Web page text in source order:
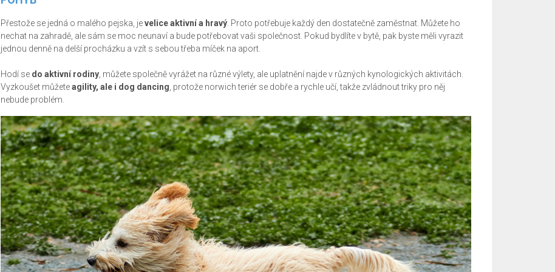
Přestože se jedná o malého pejska, jevelice aktivní a hravý. Proto potřebuje každý den dostatečně zaměstnat. Můžete ho
nechat na zahradě, ale sám se moc neunaví a bude potřebovat vaši společnost. Pokud bydlíte v bytě, pak byste měli vyrazit
jednou denně na delší procházku a vzít s sebou třeba míček na aport.
Hodí se do aktivní rodiny, můžete společně vyrážet na různé výlety, ale uplatnění najde v různých kynologických aktivitách.
Vyzkoušet můžeteagility, ale i dog dancing, protože norwich teriér se dobře a rychle učí, takže zvládnout triky pro něj
nebude problém.